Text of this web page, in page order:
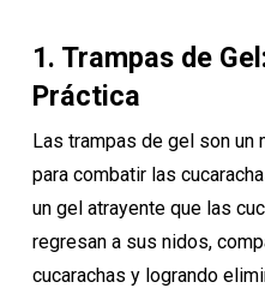
1. Trampas de
Práctica
Las trampas de gel son
para combatir las
un gel atrayente que las
regresan a sus nidos,
cucarachas y logrando